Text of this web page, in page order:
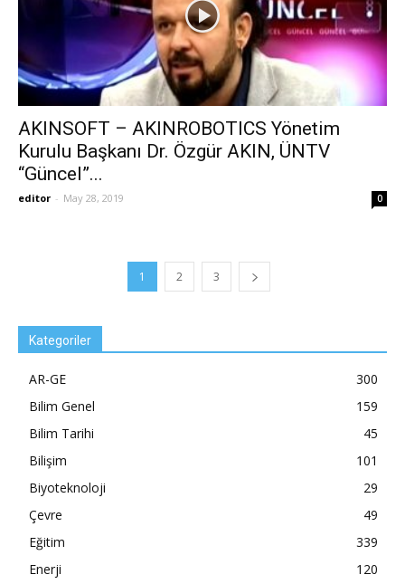
AKINSOFT – AKINROBOTICS Yönetim
Kurulu Başkanı Dr. Özgür AKIN, ÜNTV
“Güncel”...
editor - May 28, 2019 0
1 2 3
Kategoriler
AR-GE
300
Bilim Genel
159
Bilim Tarihi
45
Bilişim
101
Biyoteknoloji
29
Çevre
49
Eğitim
339
Enerji
120